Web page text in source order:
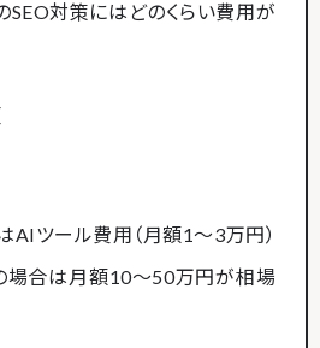
対策にはどのくらい費用が
ツール費用（月額1〜3万円）
場合は月額10〜50万円が相場